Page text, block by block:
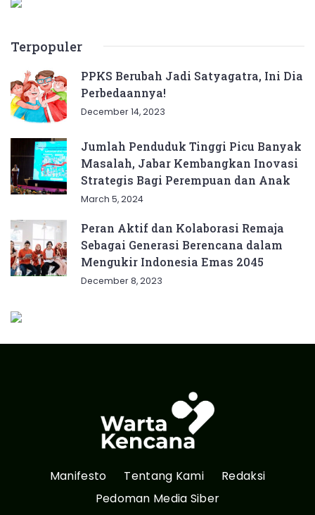
Terpopuler
PPKS Berubah Jadi Satyagatra, Ini Dia
Perbedaannya!
December 14, 2023
Jumlah Penduduk Tinggi Picu Banyak
Masalah, Jabar Kembangkan Inovasi
Strategis Bagi Perempuan dan Anak
March 5, 2024
Peran Aktif dan Kolaborasi Remaja
Sebagai Generasi Berencana dalam
Mengukir Indonesia Emas 2045
December 8, 2023
Manifesto Tentang Kami
Redaksi
Pedoman Media Siber